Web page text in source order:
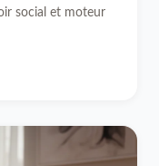
social et moteur